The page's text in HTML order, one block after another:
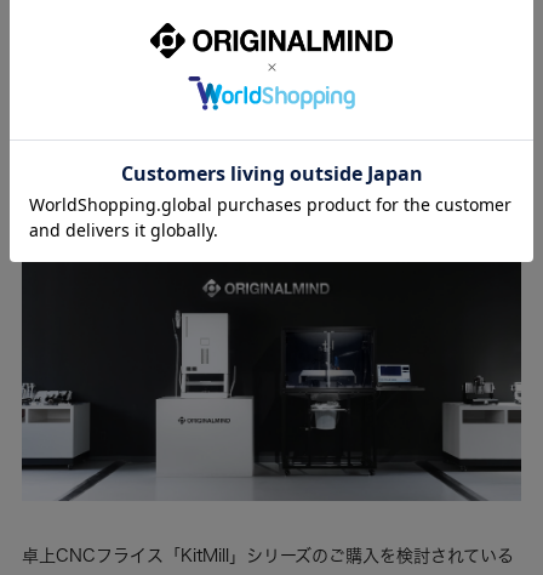
製品見学のご案内
卓上CNCフライス「KitMill」シリーズのご購入を検討されている